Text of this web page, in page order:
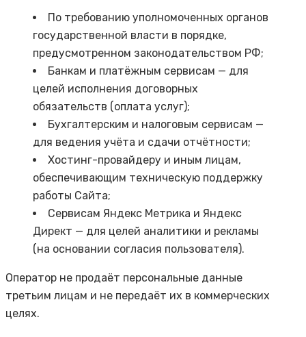
По требованию уполномоченных органов
государственной власти в порядке,
предусмотренном законодательством РФ;
Банкам и платёжным сервисам — для
целей исполнения договорных
обязательств (оплата услуг);
Бухгалтерским и налоговым сервисам —
для ведения учёта и сдачи отчётности;
Хостинг-провайдеру и иным лицам,
обеспечивающим техническую поддержку
работы Сайта;
Сервисам Яндекс Метрика и Яндекс
Директ — для целей аналитики и рекламы
(на основании согласия пользователя).
Оператор не продаёт персональные данные
третьим лицам и не передаёт их в коммерческих
целях.